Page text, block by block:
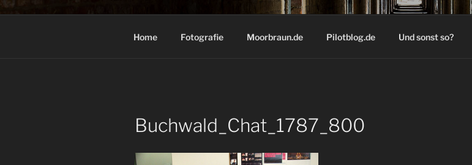
Home Fotografie Moorbraun.de Pilotblog.de Und sonst so?
Buchwald_Chat_1787_800